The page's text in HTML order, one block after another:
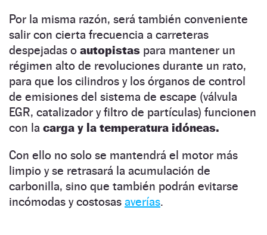
Por la misma razón, será también conveniente
salir con cierta frecuencia a carreteras
despejadas o autopistas para mantener un
régimen alto de revoluciones durante un rato,
para que los cilindros y los órganos de control
de emisiones del sistema de escape (válvula
EGR, catalizador y filtro de partículas) funcionen
con la carga y la temperatura idóneas.
Con ello no solo se mantendrá el motor más
limpio y se retrasará la acumulación de
carbonilla, sino que también podrán evitarse
incómodas y costosas averías.